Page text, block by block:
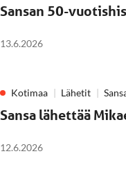
Sansan 50-
13.6.2026
Kotimaa Lähetit
Sansa lähettää
12.6.2026